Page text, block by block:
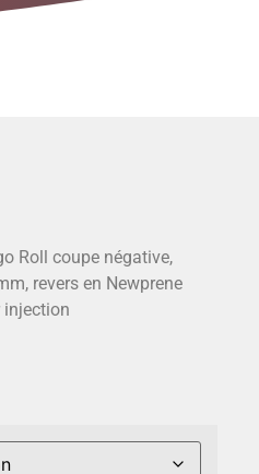
Roll coupe négative,
revers en Newprene
injection